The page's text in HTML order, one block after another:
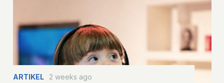
ARTIKEL 2 weeks ago